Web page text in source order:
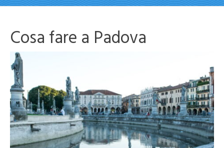
Cosa fare a Padova